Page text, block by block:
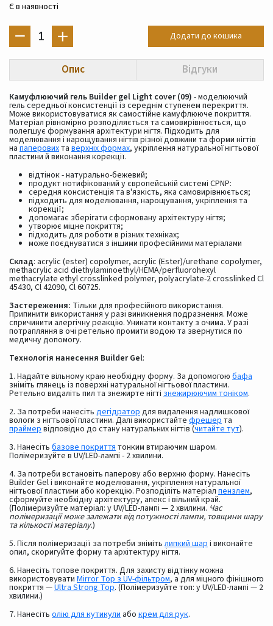
Є в наявності
1 Додати до кошика
Опис Відгуки
Камуфлюючий гель Builder gel Light cover (09) - моделюючий
гель середньої консистенції із середнім ступенем перекриття.
Може використовуватися як самостійне камуфлююче покриття.
Матеріал рівномірно розподіляється та самовирівнюється, що
полегшує формування архітектури нігтя. Підходить для
моделювання і нарощування нігтів різної довжини та форми нігтів
на паперовихта верхніх формах, укріплення натуральної нігтьової
пластини й виконання корекції.
відтінок - натурально-бежевий;
продукт нотифікований у європейській системі CPNP:
середня консистенція та в'язкість, яка самовирівнюється;
підходить для моделювання, нарощування, укріплення та
корекції;
допомагає зберігати сформовану архітектуру нігтя;
утворює міцне покриття;
підходить для роботи в різних техніках;
може поєднуватися з іншими професійними матеріалами
Склад: acrylic (ester) copolymer, acrylic (Ester)/urethane copolymer,
methacrylic acid diethylaminoethyl/HEMA/perfluorohexyl
methacrylate ethyl crosslinked polymer, polyacrylate-2 crosslinked Cl
45430, Cl 42090, Cl 60725.
Застереження: Тільки для професійного використання.
Припинити використання у разі виникнення подразнення. Може
спричинити алергічну реакцію. Уникати контакту з очима. У разі
потрапляння в очі ретельно промити водою та звернутися по
медичну допомогу.
Технологія нанесення Builder Gel:
1. Надайте вільному краю необхідну форму. За допомогою бафа
зніміть глянець із поверхні натуральної нігтьової пластини.
Ретельно видаліть пил та знежирте нігті знежирюючим тоніком.
2. За потреби нанесіть дегідратордля видалення надлишкової
вологи з нігтьової пластини. Далі використайте фрешерта
праймервідповідно до стану натуральних нігтів (читайте тут).
3. Нанесіть базове покриттятонким втираючим шаром.
Полімеризуйте в UV/LED-лампі - 2 хвилини.
4. За потреби встановіть паперову або верхню форму. Нанесіть
Builder Gel і виконайте моделювання, укріплення натуральної
нігтьової пластини або корекцію. Розподіліть матеріал пензлем,
сформуйте необхідну архітектуру, апекс і вільний край.
(Полімеризуйте матеріал: у UV/LED-лампі — 2 хвилини. Час
полімеризації може залежати від потужності лампи, товщини шару
та кількості матеріалу.)
5. Після полімеризації за потреби зніміть липкий шарі виконайте
опил, скоригуйте форму та архітектуру нігтя.
6. Нанесіть топове покриття. Для захисту відтінку можна
використовувати Mirror Top з UV-фільтром, а для міцного фінішного
покриття —Ultra Strong Top. (Полімеризуйте топ: у UV/LED-лампі — 2
хвилини.)
7. Нанесіть олію для кутикули або крем для рук.